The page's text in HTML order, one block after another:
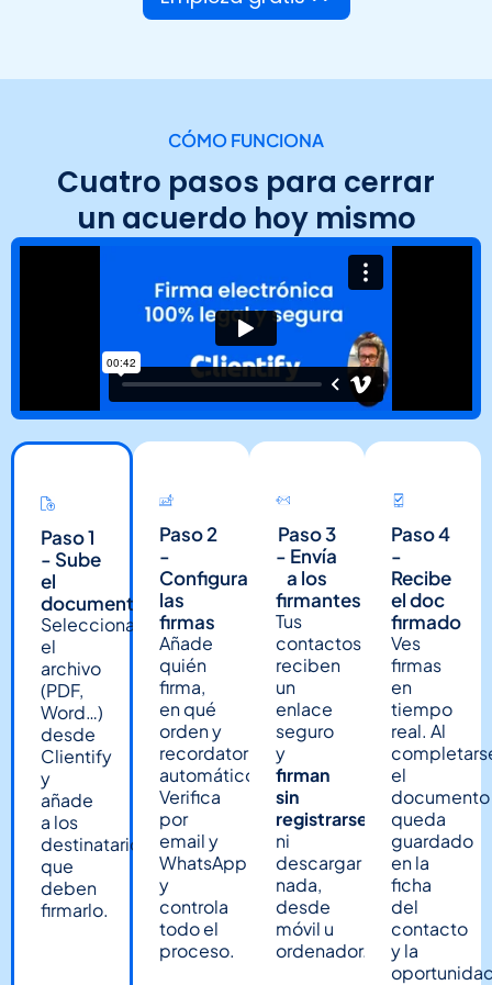
CÓMO FUNCIONA
Cuatro pasos para cerrar
un acuerdo hoy mismo
Paso 1
- Sube
el
documento
Selecciona
el
archivo
(PDF,
Word…)
desde
Clientify
y
añade
a los
destinatarios
que
deben
firmarlo.
Paso 2
-
Configura
las
firmas
Añade
quién
firma,
en qué
orden y
recordatorios
automáticos.
Verifica
por
email y
WhatsApp
y
controla
todo el
proceso.
Paso 3
- Envía
a los
firmantes
Tus
contactos
reciben
un
enlace
seguro
y
firman
sin
registrarse
ni
descargar
nada,
desde
móvil u
ordenador.
Paso 4
-
Recibe
el doc
firmado
Ves
firmas
en
tiempo
real. Al
el
documento
queda
guardado
en la
ficha
del
contacto
y la